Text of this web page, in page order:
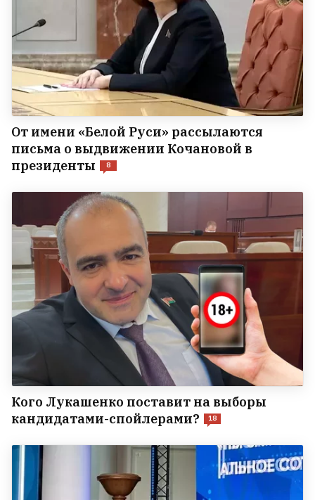
От имени «Белой Руси» рассылаются
письма о выдвижении Кочановой в
президенты
8
Кого Лукашенко поставит на выборы
кандидатами-спойлерами?
18